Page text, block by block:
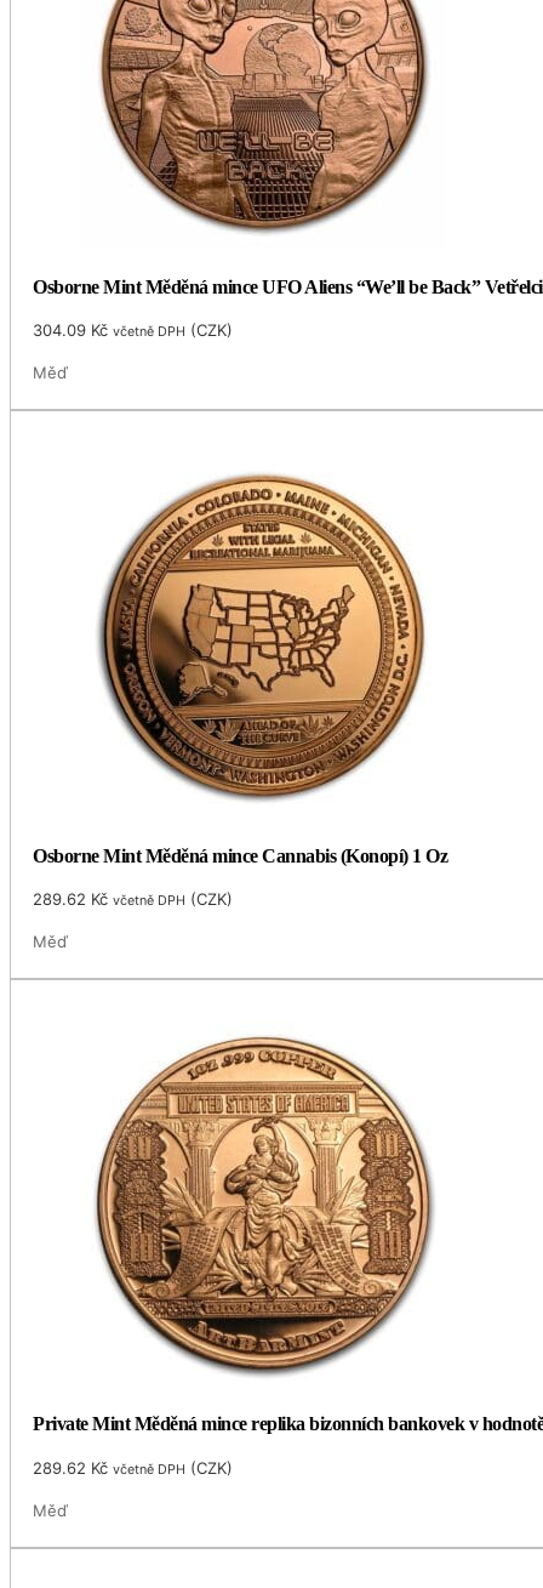
Osborne Mint Měděná mince UFO Aliens “We’ll be Back”
304.09 Kč včetně DPH (CZK)
Měď
Osborne Mint Měděná mince Cannabis (Konopí) 1 Oz
289.62 Kč včetně DPH (CZK)
Měď
Private Mint Měděná mince replika bizonních bankovek v
289.62 Kč včetně DPH (CZK)
Měď